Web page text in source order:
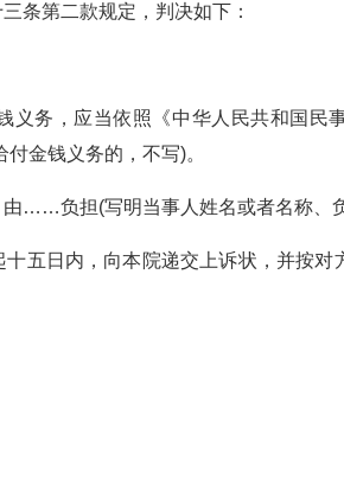
条第二款规定，判决如下：
义务，应当依照《中华人民共和国民
金钱义务的，不写)。
负担(写明当事人姓名或者名称、负
五日内，向本院递交上诉状，并按对